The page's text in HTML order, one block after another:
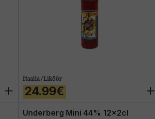
Itaalia / Liköör
24.99€
Underberg Mini 44% 12x2cl